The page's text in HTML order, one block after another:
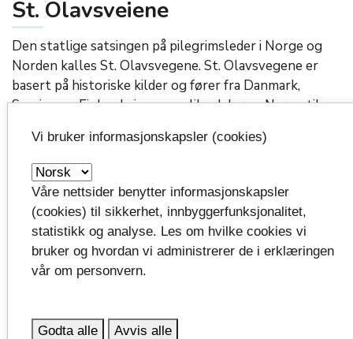
St. Olavsveiene
Den statlige satsingen på pilegrimsleder i Norge og
Norden kalles St. Olavsvegene. St. Olavsvegene er
basert på historiske kilder og fører fra Danmark,
Sverige og Finland gjennom ulike deler av Norge til
besøkte målet for pilegrimer i middelalderens Norden
og er i dag endemålet for alle St. Olavsvegene.
De norske og danske pilegrimsledene kobles med
Tunsbergleden sammen over landegrensen i
fergeforbindelsen mellom Hirtshals og Larvik.
Nasjonalt pilegrimssenter, underlagt
Kulturdepartementet, innlemmer i løpet av 2019 og
satsingen på St. Olavsveiene.
Vi bruker informasjonskapsler (cookies)
Våre nettsider benytter informasjonskapsler
(cookies) til sikkerhet, innbyggerfunksjonalitet,
statistikk og analyse. Les om hvilke cookies vi
bruker og hvordan vi administrerer de i erklæringen
vår om personvern.
Godta alle Avvis alle